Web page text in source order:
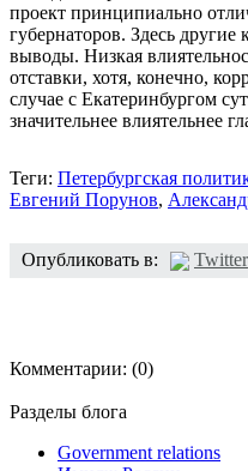
проект принципиально
губернаторов. Здесь
выводы. Низкая
отставки, хотя, конечно,
случае с Екатеринбургом
значительнее влиятельнее
Теги: Петербургская
Евгений Порунов,
Опубликовать в: Twitter
Комментарии: (0)
Разделы блога
Government relations